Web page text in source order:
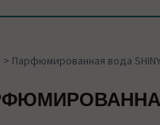
> Парфюмированная вода